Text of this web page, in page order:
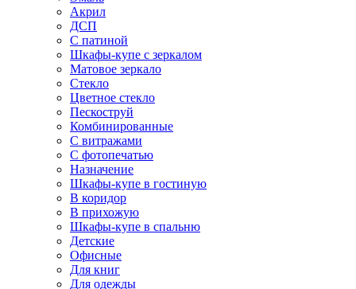
Акрил
ДСП
С патиной
Шкафы-купе с зеркалом
Матовое зеркало
Стекло
Цветное стекло
Пескоструй
Комбинированные
С витражами
С фотопечатью
Назначение
Шкафы-купе в гостиную
В коридор
В прихожую
Шкафы-купе в спальню
Детские
Офисные
Для книг
Для одежды